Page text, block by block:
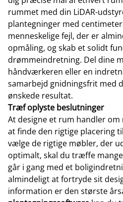
rummet med din LiDAR-
plantegninger med
menneskelige fejl, der er
opmåling, og skab et solidt
drømmeindretning. Del dine
håndværkeren eller en
samarbejd gnidningsfrit med
ønskede resultat.
Træf oplyste beslutninger
At designe et rum handler om
at finde den rigtige placering
vælge de rigtige møbler, der
optimalt, skal du træffe
går i gang med et
almindeligt at fortryde sit
information er den største